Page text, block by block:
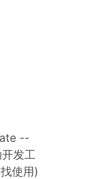
--
发工
使用)